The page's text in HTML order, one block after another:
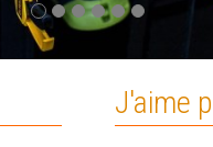
J'aime